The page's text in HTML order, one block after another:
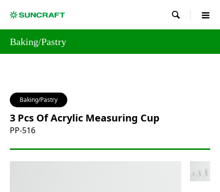

Baking/Pastry
Baking/Pastry
3 Pcs Of Acrylic Measuring Cup
PP-516